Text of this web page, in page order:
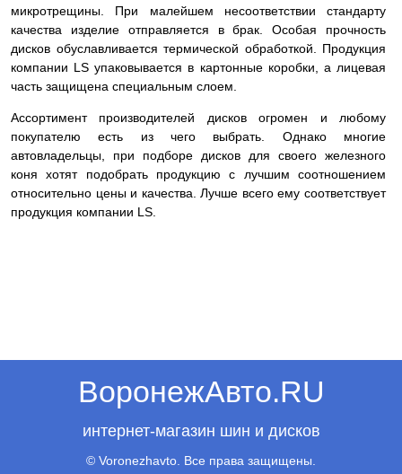
микротрещины. При малейшем несоответствии стандарту
качества изделие отправляется в брак. Особая прочность
дисков обуславливается термической обработкой. Продукция
компании LS упаковывается в картонные коробки, а лицевая
часть защищена специальным слоем.
Ассортимент производителей дисков огромен и любому
покупателю есть из чего выбрать. Однако многие
автовладельцы, при подборе дисков для своего железного
коня хотят подобрать продукцию с лучшим соотношением
относительно цены и качества. Лучше всего ему соответствует
продукция компании LS.
ВоронежАвто.RU
интернет-магазин шин и дисков
© Voronezhavto. Все права защищены.